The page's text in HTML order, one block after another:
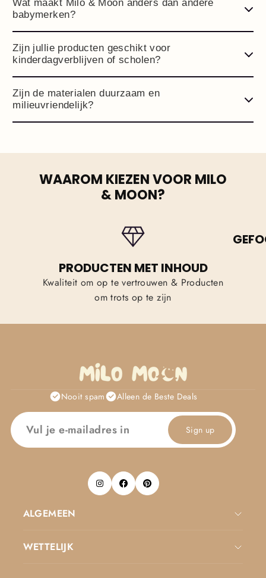
Wat maakt Milo & Moon anders dan andere
babymerken?
Zijn jullie producten geschikt voor
kinderdagverblijven of scholen?
Zijn de materialen duurzaam en
milieuvriendelijk?
WAAROM KIEZEN VOOR MILO
& MOON?
PRODUCTEN MET INHOUD
Kwaliteit om op te vertrouwen & Producten
om trots op te zijn
Nooit spam Alleen de Beste Deals
Sign up
ALGEMEEN
WETTELIJK